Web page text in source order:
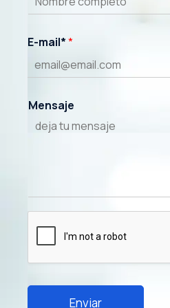
E-mail**
Mensaje
Enviar